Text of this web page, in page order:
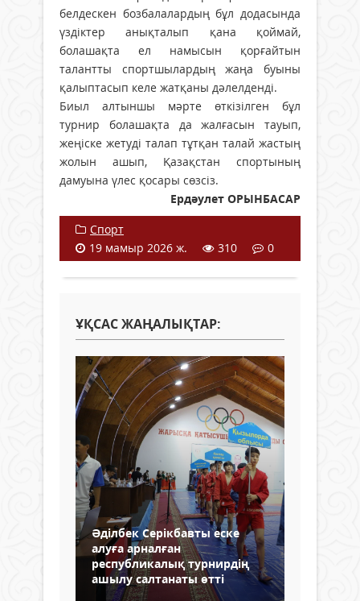
белдескен бозбалалардың бұл додасында
үздіктер анықталып қана қоймай,
болашақта ел намысын қорғайтын
талантты спортшылардың жаңа буыны
қалыптасып келе жатқаны дәлелденді.
Биыл алтыншы мәрте өткізілген бұл
турнир болашақта да жалғасын тауып,
жеңіске жетуді талап тұтқан талай жастың
жолын ашып, Қазақстан спортының
дамуына үлес қосары сөзсіз.
Ердәулет ОРЫНБАСАР
Спорт
19 мамыр 2026 ж.
310 0
ҰҚСАС ЖАҢАЛЫҚТАР:
Әділбек Серікбавты еске
алуға арналған
республикалық турнирдің
ашылу салтанаты өтті